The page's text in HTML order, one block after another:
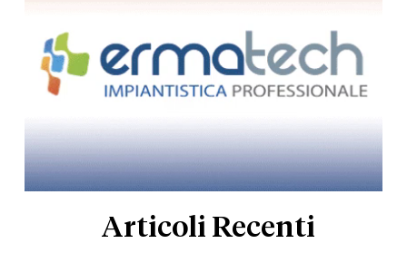
Articoli Recenti